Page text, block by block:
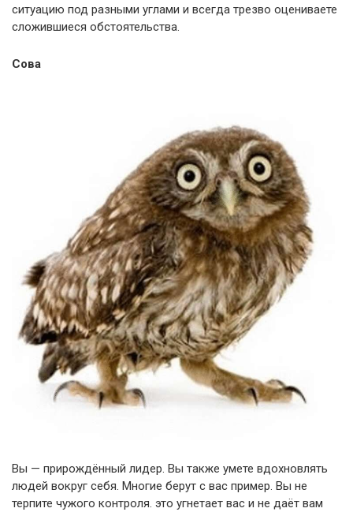
ситуацию под разными углами и всегда трезво оцениваете
сложившиеся обстоятельства.
Сова
Вы — прирождённый лидер. Вы также умете вдохновлять
людей вокруг себя. Многие берут с вас пример. Вы не
терпите чужого контроля. это угнетает вас и не даёт вам